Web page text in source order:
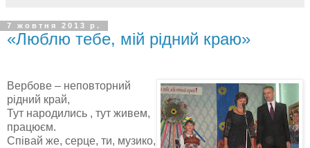
7 жовтня 2013 р.
«Люблю тебе, мій рідний краю»
Вербове – неповторний
рідний край,
Тут народились , тут живем,
працюєм.
Співай же, серце, ти, музико,